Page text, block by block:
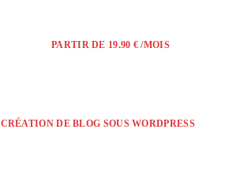
PARTIR DE 19.90 € /MOIS
CRÉATION DE BLOG SOUS WORDPRESS